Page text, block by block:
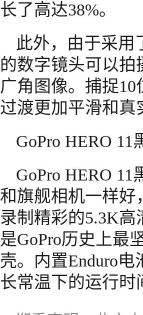
长了高达38%。
此外，由于采用
的数字镜头可以拍
广角图像。捕捉
过渡更加平滑和真
GoPro HERO 11
GoPro HERO
和旗舰相机一样好
录制精彩的5.3K高
是GoPro历史上最
壳。内置Enduro
长常温下的运行时